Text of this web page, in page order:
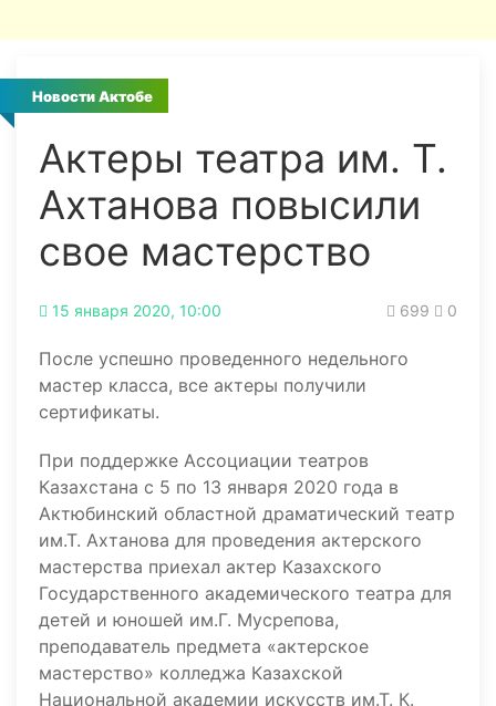
Новости Актобе
Актеры театра им. Т.
Ахтанова повысили
свое мастерство
15 января 2020, 10:00 699 0
После успешно проведенного недельного
мастер класса, все актеры получили
сертификаты.
При поддержке Ассоциации театров
Казахстана с 5 по 13 января 2020 года в
Актюбинский областной драматический театр
им.Т. Ахтанова для проведения актерского
мастерства приехал актер Казахского
Государственного академического театра для
детей и юношей им.Г. Мусрепова,
преподаватель предмета «актерское
мастерство» колледжа Казахской
Национальной академии искусств им.Т. К.